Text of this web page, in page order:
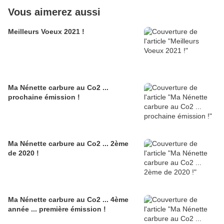
Vous aimerez aussi
Meilleurs Voeux 2021 !
Ma Nénette carbure au Co2 ...
prochaine émission !
Ma Nénette carbure au Co2 ... 2ème
de 2020 !
Ma Nénette carbure au Co2 ... 4ème
année ... première émission !